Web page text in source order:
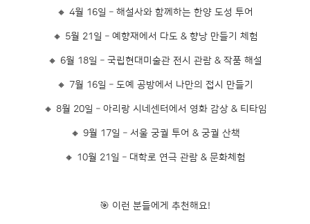
🔸 4월 16일 – 해설사와 함께하는 한양 도성 투어
🔸 5월 21일 – 예향재에서 다도 & 향낭 만들기 체험
🔸 6월 18일 – 국립현대미술관 전시 관람 & 작품 해설
🔸 7월 16일 – 도예 공방에서 나만의 접시 만들기
🔸 8월 20일 – 아리랑 시네센터에서 영화 감상 & 티타임
🔸 9월 17일 – 서울 궁궐 투어 & 궁궐 산책
🔸 10월 21일 – 대학로 연극 관람 & 문화체험
🎯 이런 분들에게 추천해요!